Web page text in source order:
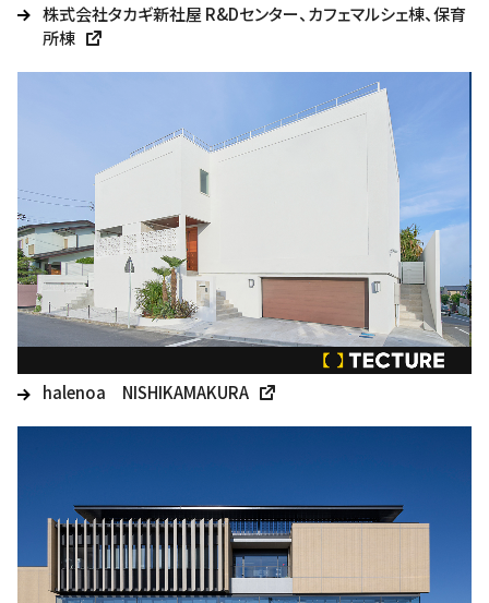
株式会社タカギ新社屋 R&Dセンター、カフェマルシェ棟、保育
所棟
halenoa NISHIKAMAKURA